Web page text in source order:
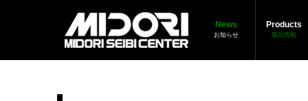
News
お知らせ
Products
製品情報